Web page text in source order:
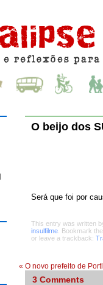
O beijo dos
Será que foi por
This entry was written
insulfilme . Bookmark
or leave a trackback:
« O novo prefeito de
3 Comments